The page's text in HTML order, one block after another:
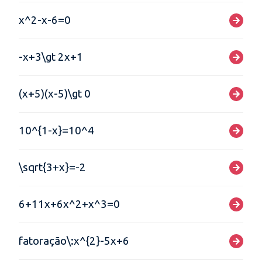
x^2-x-6=0
-x+3\gt 2x+1
(x+5)(x-5)\gt 0
10^{1-x}=10^4
\sqrt{3+x}=-2
6+11x+6x^2+x^3=0
fatoração\:x^{2}-5x+6